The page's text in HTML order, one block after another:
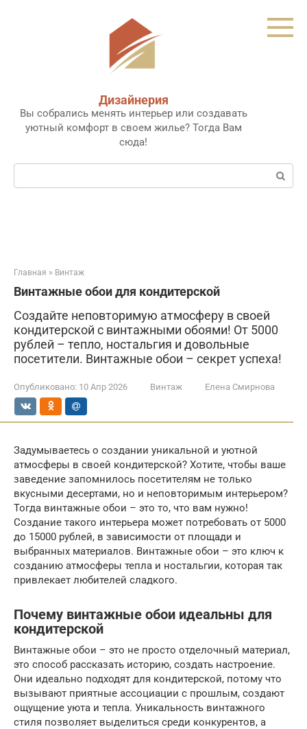
Дизайнерия
Вы собрались менять интерьер или создавать
уютный комфорт в своем жилье? Тогда Вам
сюда!
Поиск:
Главная » Винтаж
Винтажные обои для кондитерской
Создайте неповторимую атмосферу в своей
кондитерской с винтажными обоями! От 5000
рублей – тепло, ностальгия и довольные
посетители. Винтажные обои – секрет успеха!
Опубликовано: 10 Апр 2026 Винтаж Елена Смирнова
Задумываетесь о создании уникальной и уютной
атмосферы в своей кондитерской? Хотите, чтобы ваше
заведение запомнилось посетителям не только
вкусными десертами, но и неповторимым интерьером?
Тогда винтажные обои – это то, что вам нужно!
Создание такого интерьера может потребовать от 5000
до 15000 рублей, в зависимости от площади и
выбранных материалов. Винтажные обои – это ключ к
созданию атмосферы тепла и ностальгии, которая так
привлекает любителей сладкого.
Почему винтажные обои идеальны для
кондитерской
Винтажные обои – это не просто отделочный материал,
это способ рассказать историю, создать настроение.
Они идеально подходят для кондитерской, потому что
вызывают приятные ассоциации с прошлым, создают
ощущение уюта и тепла. Уникальность винтажного
стиля позволяет выделиться среди конкурентов, а